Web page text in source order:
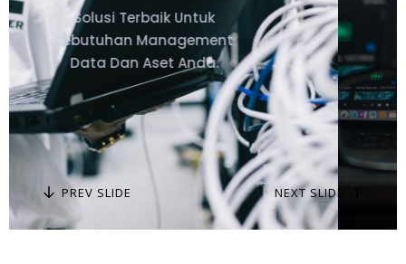
Membantu Mengoptimalkan Dan
Meningkatkan Produktifitas Anda.
NEXT SLIDE
PREV SLIDE